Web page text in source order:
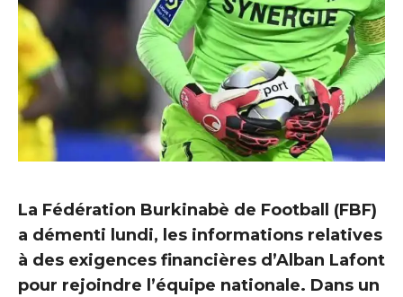
La Fédération Burkinabè de Football (FBF)
a démenti lundi, les informations relatives
à des exigences financières d’Alban Lafont
pour rejoindre l’équipe nationale. Dans un